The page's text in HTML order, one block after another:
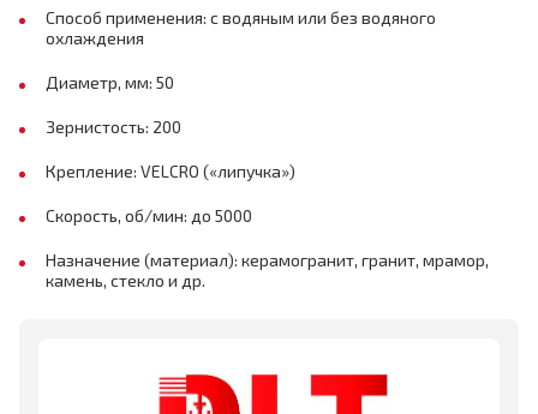
Способ применения: с водяным или без водяного
охлаждения
Диаметр, мм: 50
Зернистость: 200
Крепление: VELCRO («липучка»)
Скорость, об/мин: до 5000
Назначение (материал): керамогранит, гранит, мрамор,
камень, стекло и др.